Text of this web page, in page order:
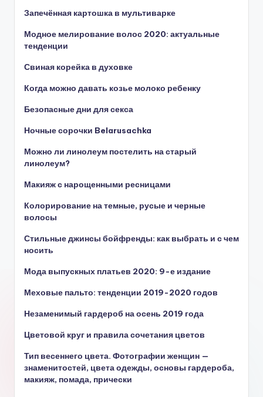
Запечённая картошка в мультиварке
Модное мелирование волос 2020: актуальные
тенденции
Свиная корейка в духовке
Когда можно давать козье молоко ребенку
Безопасные дни для секса
Ночные сорочки Belarusachka
Можно ли линолеум постелить на старый
линолеум?
Макияж с нарощенными ресницами
Колорирование на темные, русые и черные
волосы
Стильные джинсы бойфренды: как выбрать и с чем
носить
Мода выпускных платьев 2020: 9-е издание
Меховые пальто: тенденции 2019-2020 годов
Незаменимый гардероб на осень 2019 года
Цветовой круг и правила сочетания цветов
Тип весеннего цвета. Фотографии женщин —
знаменитостей, цвета одежды, основы гардероба,
макияж, помада, прически